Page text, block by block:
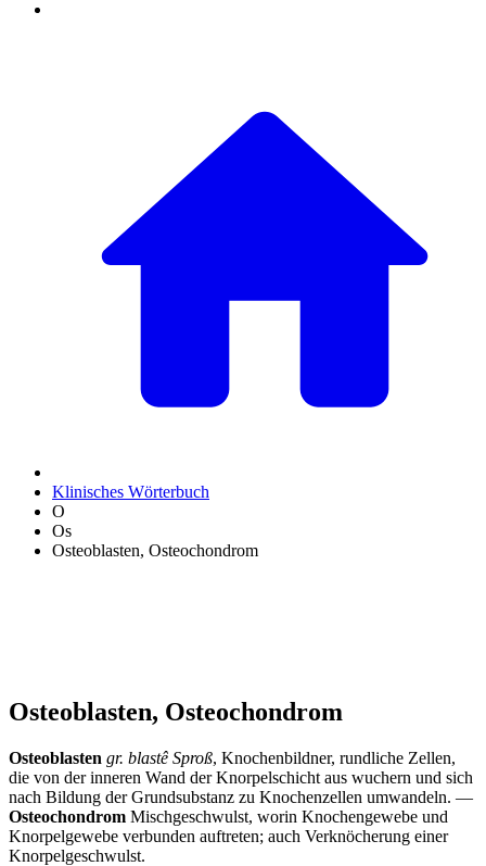
Klinisches Wörterbuch
O
Os
Osteoblasten, Osteochondrom
Osteoblasten, Osteochondrom
Osteoblasten gr. blastê Sproß, Knochenbildner, rundliche Zellen,
die von der inneren Wand der Knorpelschicht aus wuchern und sich
nach Bildung der Grundsubstanz zu Knochenzellen umwandeln. —
Osteochondrom Mischgeschwulst, worin Knochengewebe und
Knorpelgewebe verbunden auftreten; auch Verknöcherung einer
Knorpelgeschwulst.